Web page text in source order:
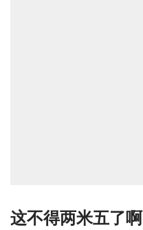
这不得两米五了啊